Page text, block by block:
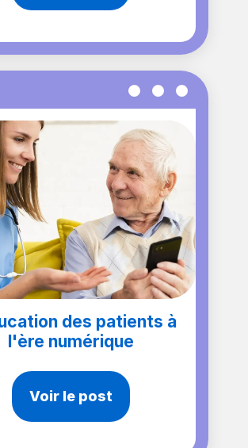
des patients à
l'ère numérique
Voir le post